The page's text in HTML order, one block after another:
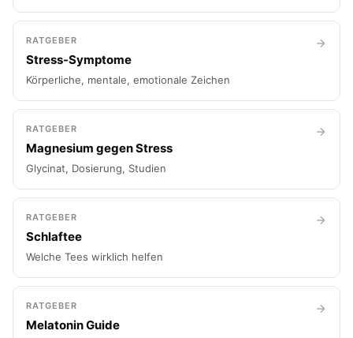
RATGEBER
Stress-Symptome
Körperliche, mentale, emotionale Zeichen
RATGEBER
Magnesium gegen Stress
Glycinat, Dosierung, Studien
RATGEBER
Schlaftee
Welche Tees wirklich helfen
RATGEBER
Melatonin Guide